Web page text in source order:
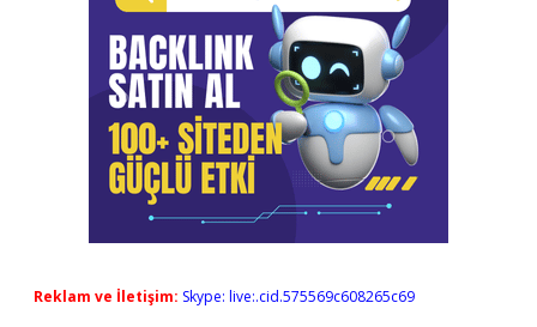
Reklam ve İletişim: Skype: live:.cid.575569c608265c69